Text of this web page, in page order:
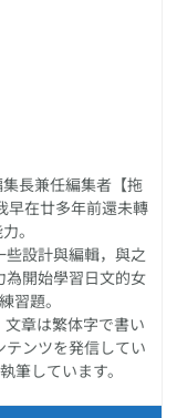
長兼任編集者【拖
早在廿多年前還未轉
。
設計與編輯，與之
開始學習日文的女
習題。
章は繁体字で書い
ンツを発信してい
筆しています。